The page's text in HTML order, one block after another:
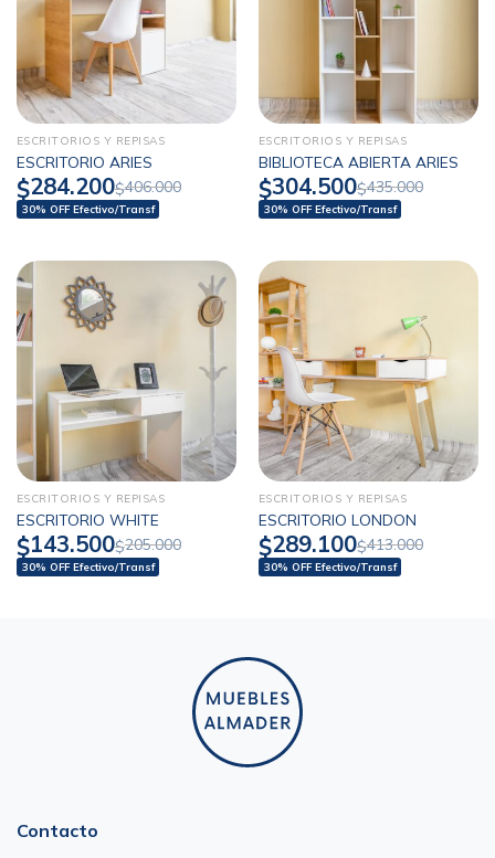
ESCRITORIOS Y REPISAS
ESCRITORIO ARIES
$284.200$406.000
30% OFF Efectivo/Transf
ESCRITORIOS Y REPISAS
BIBLIOTECA ABIERTA ARIES
$304.500$435.000
30% OFF Efectivo/Transf
ESCRITORIOS Y REPISAS
ESCRITORIO WHITE
$143.500$205.000
30% OFF Efectivo/Transf
ESCRITORIOS Y REPISAS
ESCRITORIO LONDON
$289.100$413.000
30% OFF Efectivo/Transf
Contacto